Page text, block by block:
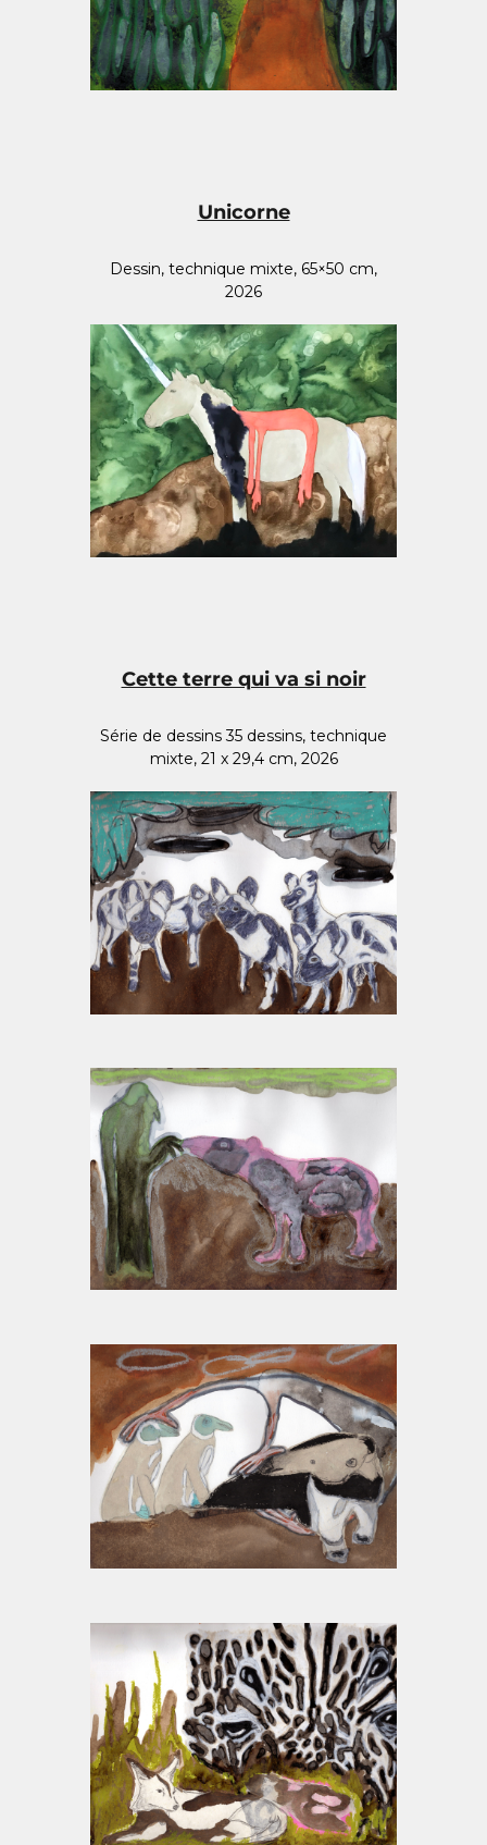
Unicorne
Dessin, technique mixte, 65×50 cm,
2026
Cette terre qui va si noir
Série de dessins 35 dessins, technique
mixte, 21 x 29,4 cm, 2026